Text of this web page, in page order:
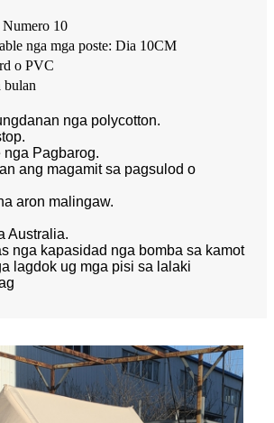
Numero 10
nga mga poste: Dia 10CM
o PVC
bulan
nga polycotton.
Pagbarog.
ang magamit sa pagsulod o
aron malingaw.
Australia.
nga kapasidad nga bomba sa kamot
lagdok ug mga pisi sa lalaki